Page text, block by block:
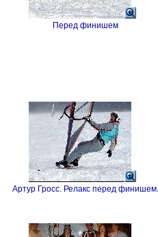
Перед финишем
Артур Гросс. Релакс перед финишем.